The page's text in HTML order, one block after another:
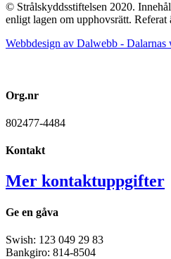
© Strålskyddsstiftelsen 2020.
enligt lagen om upphovsrätt.
Webbdesign av Dalwebb - Dalarnas
Org.nr
802477-4484
Kontakt
Mer kontaktuppgifter
Ge en gåva
Swish: 123 049 29 83
Bankgiro: 814-8504